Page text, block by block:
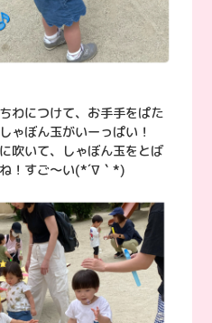
わにつけて、お手手をぱた
ぼん玉がいーっぱい！
吹いて、しゃぼん玉をとば
！すご〜い(*´∇｀*)